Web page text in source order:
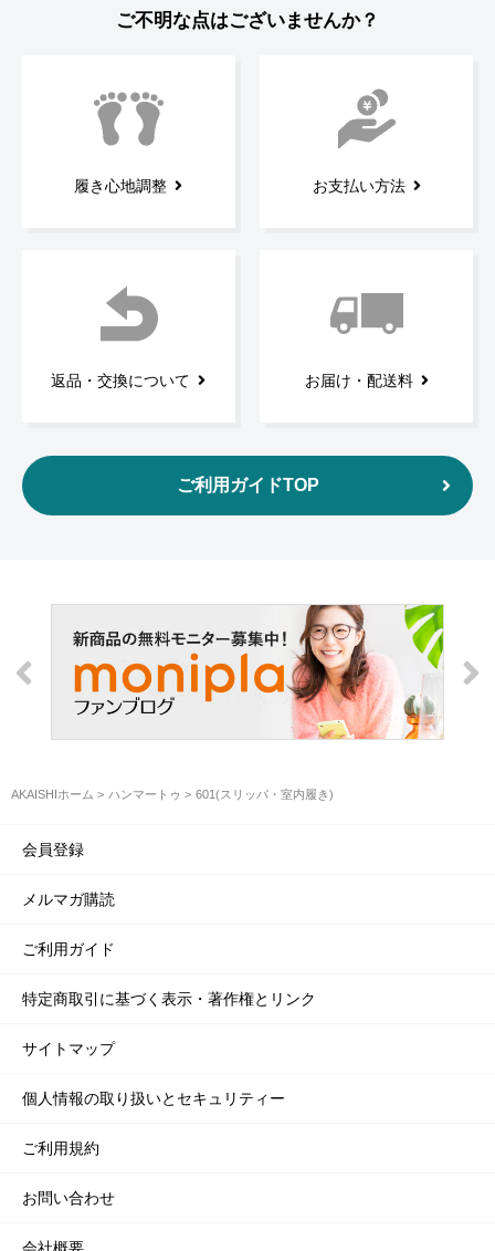
ご不明な点はございませんか？
履き心地調整 お支払い方法
返品・交換について お届け・配送料
ご利用ガイドTOP
AKAISHIホーム ハンマートゥ 601(スリッパ・室内履き)
会員登録
メルマガ購読
ご利用ガイド
特定商取引に基づく表示・著作権とリンク
サイトマップ
個人情報の取り扱いとセキュリティー
ご利用規約
お問い合わせ
会社概要